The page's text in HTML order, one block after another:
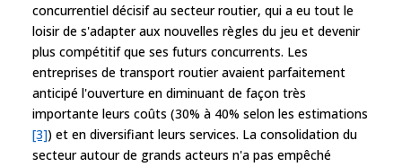
concurrentiel décisif au secteur routier, qui a eu tout le
loisir de s'adapter aux nouvelles règles du jeu et devenir
plus compétitif que ses futurs concurrents. Les
entreprises de transport routier avaient parfaitement
anticipé l'ouverture en diminuant de façon très
importante leurs coûts (30% à 40% selon les estimations
[3]) et en diversifiant leurs services. La consolidation du
secteur autour de grands acteurs n'a pas empêché